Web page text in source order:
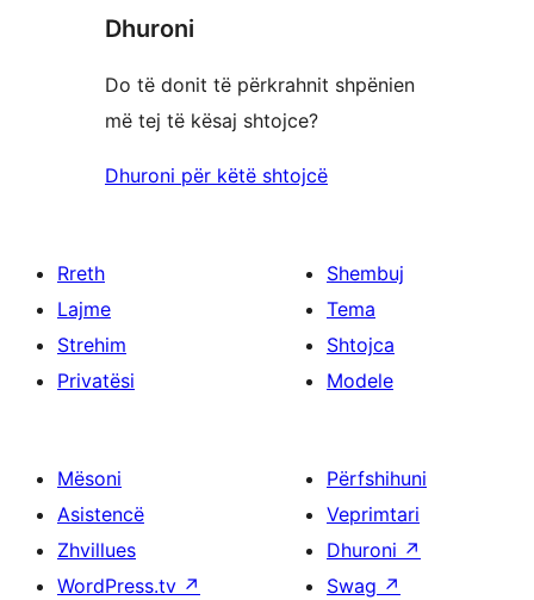
Dhuroni
Do të donit të përkrahnit shpënien
më tej të kësaj shtojce?
Dhuroni për këtë shtojcë
Rreth
Lajme
Strehim
Privatësi
Shembuj
Tema
Shtojca
Modele
Mësoni
Asistencë
Zhvillues
WordPress.tv ↗
Përfshihuni
Veprimtari
Dhuroni ↗
Swag ↗